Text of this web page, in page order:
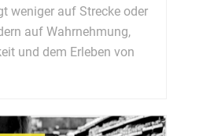
weniger auf Strecke oder
auf Wahrnehmung,
und dem Erleben von